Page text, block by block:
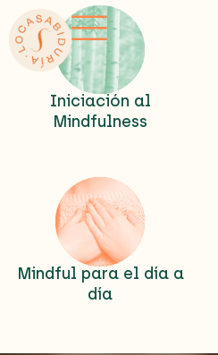
contenido
Iniciación al
Mindfulness
Mindful para el día a
día